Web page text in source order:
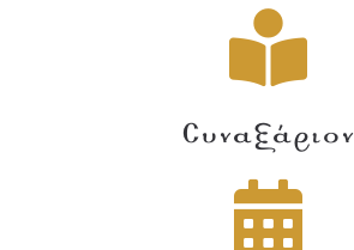
Συναξάριον